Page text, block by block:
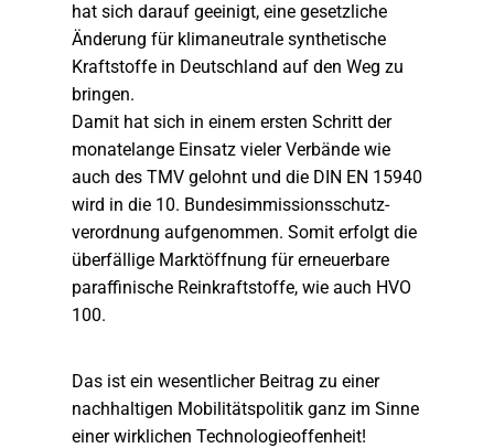
hat sich darauf geeinigt, eine gesetzliche
Änderung für klimaneutrale synthetische
Kraftstoffe in Deutschland auf den Weg zu
bringen.
Damit hat sich in einem ersten Schritt der
monatelange Einsatz vieler Verbände wie
auch des TMV gelohnt und die DIN EN 15940
wird in die 10. Bundesimmissionsschutz-
verordnung aufgenommen. Somit erfolgt die
überfällige Marktöffnung für erneuerbare
paraffinische Reinkraftstoffe, wie auch HVO
100.
Das ist ein wesentlicher Beitrag zu einer
nachhaltigen Mobilitätspolitik ganz im Sinne
einer wirklichen Technologieoffenheit!